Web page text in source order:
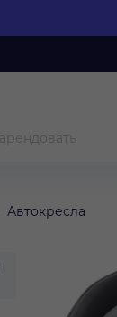
Автокресла